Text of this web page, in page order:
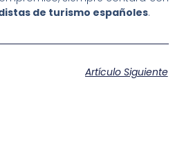
de turismo españoles.
Artículo Siguiente